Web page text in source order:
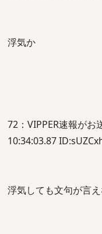
浮気か
72：VIPPER速報が
10:34:03.87
浮気しても文句が言え